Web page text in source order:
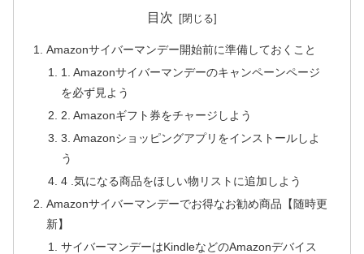
目次
Amazonサイバーマンデー開始前に準備しておくこと
1. Amazonサイバーマンデーのキャンペーンページ
を必ず見よう
2. Amazonギフト券をチャージしよう
3. Amazonショッピングアプリをインストールしよ
う
4 .気になる商品をほしい物リストに追加しよう
Amazonサイバーマンデーでお得なお勧め商品【随時更
新】
サイバーマンデーはKindleなどのAmazonデバイス